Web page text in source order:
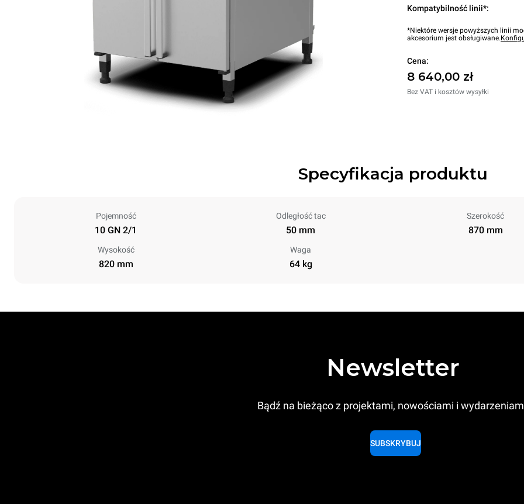
Kompatybilność linii*:
*Niektóre wersje powyższych linii
akcesorium jest obsługiwane.
Cena:
8 640,00 zł
Bez VAT i kosztów wysyłki
Specyfikacja produktu
Pojemność
10 GN 2/1
Odległość tac
50 mm
Szerokość
870 mm
Wysokość
820 mm
Waga
64 kg
Newsletter
Bądź na bieżąco z projektami, nowościami i
SUBSKRYBUJ